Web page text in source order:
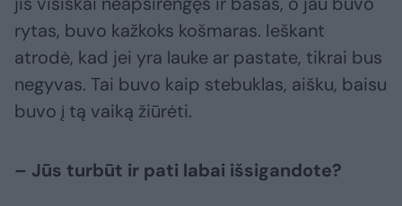
rytas, buvo kažkoks košmaras. Ieškant
atrodė, kad jei yra lauke ar pastate, tikrai bus
negyvas. Tai buvo kaip stebuklas, aišku, baisu
buvo į tą vaiką žiūrėti.
– Jūs turbūt ir pati labai išsigandote?